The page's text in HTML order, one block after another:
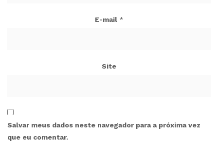
E-mail *
Site
Salvar meus dados neste navegador para a próxima vez
que eu comentar.